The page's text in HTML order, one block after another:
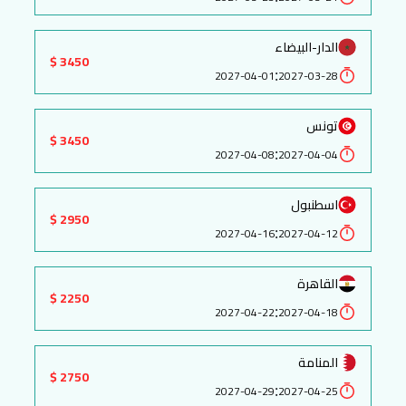
الدار-البيضاء
2027-03-28
:
2027-04-01
3450 $
تونس
2027-04-04
:
2027-04-08
3450 $
اسطنبول
2027-04-12
:
2027-04-16
2950 $
القاهرة
2027-04-18
:
2027-04-22
2250 $
المنامة
2027-04-25
:
2027-04-29
2750 $